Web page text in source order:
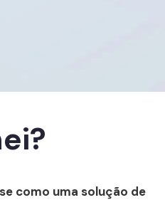
como uma solução de